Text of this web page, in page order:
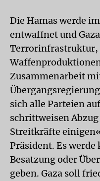
Die Hamas werde
entwaffnet und
Terrorinfrastruktur,
Zusammenarbeit
sich alle Parteien
schrittweisen
Streitkräfte
Präsident. Es werde
Besatzung oder
geben. Gaza soll